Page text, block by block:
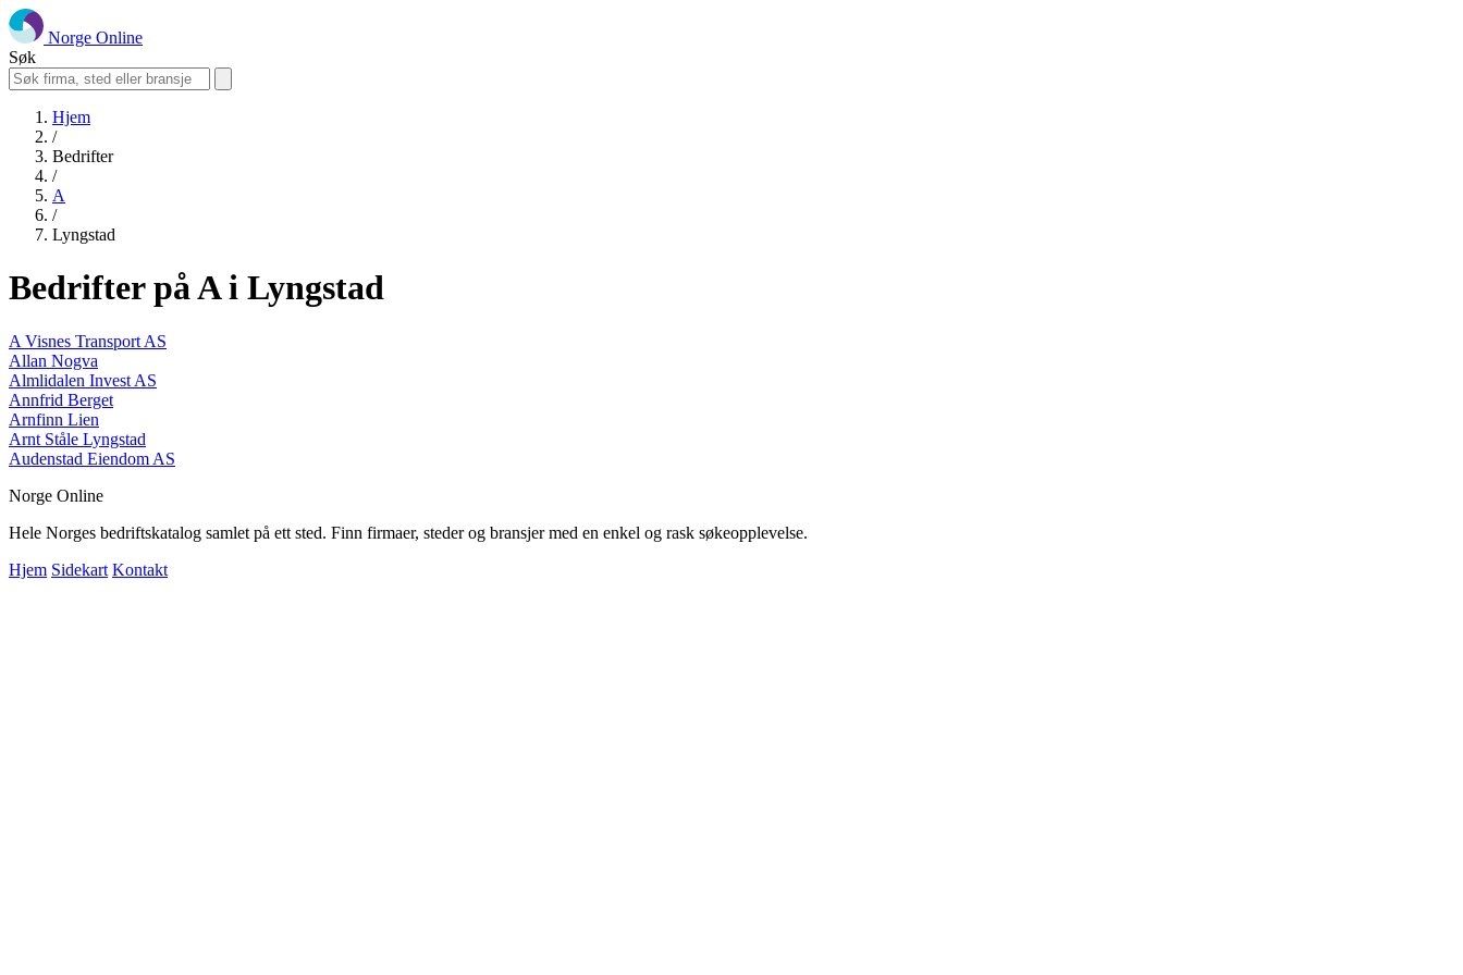
Norge Online
Søk
Hjem
/
Bedrifter
/
A
/
Lyngstad
Bedrifter på A i Lyngstad
A Visnes Transport AS
Allan Nogva
Almlidalen Invest AS
Annfrid Berget
Arnfinn Lien
Arnt Ståle Lyngstad
Audenstad Eiendom AS
Norge Online
Hele Norges bedriftskatalog samlet på ett sted. Finn firmaer, steder og bransjer med en enkel og rask søkeopplevelse.
Hjem Sidekart Kontakt